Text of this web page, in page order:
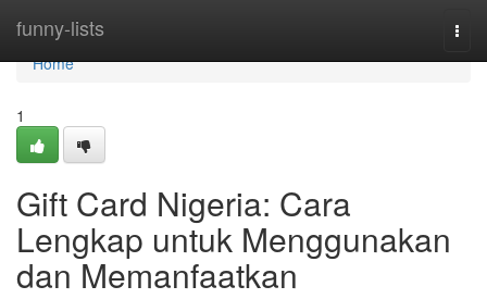
funny-lists
Home
Home
1
Gift Card Nigeria: Cara
Lengkap untuk Menggunakan
dan Memanfaatkan